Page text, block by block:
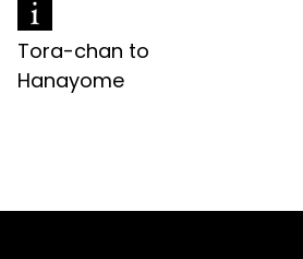
Tora-chan to
Hanayome